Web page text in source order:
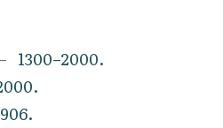
1300–2000.